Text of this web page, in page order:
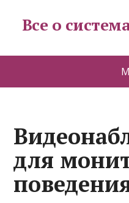
Все о
для